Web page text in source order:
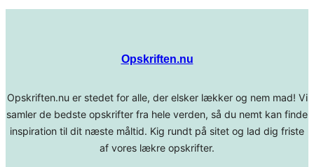
Opskriften.nu
Opskriften.nu er stedet for alle, der elsker lækker og nem mad! Vi
samler de bedste opskrifter fra hele verden, så du nemt kan finde
inspiration til dit næste måltid. Kig rundt på sitet og lad dig friste
af vores lækre opskrifter.